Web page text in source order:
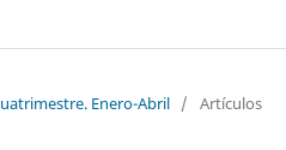
Enero-Abril / Artículos